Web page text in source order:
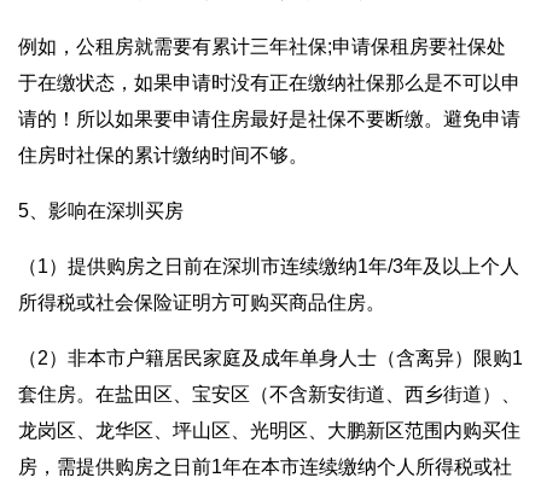
例如，公租房就需要有累计三年社保;申请保租房要社保处
于在缴状态，如果申请时没有正在缴纳社保那么是不可以申
请的！所以如果要申请住房最好是社保不要断缴。避免申请
住房时社保的累计缴纳时间不够。
5、影响在深圳买房
（1）提供购房之日前在深圳市连续缴纳1年/3年及以上个人
所得税或社会保险证明方可购买商品住房。
（2）非本市户籍居民家庭及成年单身人士（含离异）限购1
套住房。在盐田区、宝安区（不含新安街道、西乡街道）、
龙岗区、龙华区、坪山区、光明区、大鹏新区范围内购买住
房，需提供购房之日前1年在本市连续缴纳个人所得税或社